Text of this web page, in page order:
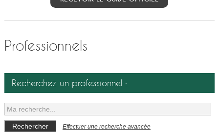
Professionnels
Recherchez un professionnel :
Effectuer une recherche avancée